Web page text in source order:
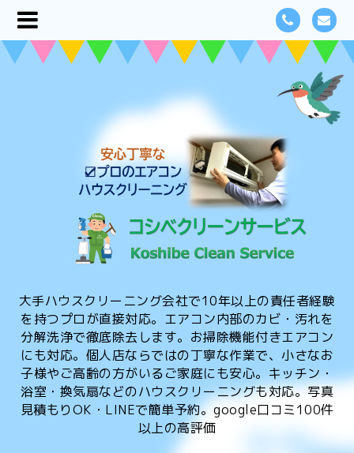
大手ハウスクリーニング会社で10年以上の責任者経験
を持つプロが直接対応。エアコン内部のカビ・汚れを
分解洗浄で徹底除去します。お掃除機能付きエアコン
にも対応。個人店ならではの丁寧な作業で、小さなお
子様やご高齢の方がいるご家庭にも安心。キッチン・
浴室・換気扇などのハウスクリーニングも対応。写真
見積もりOK・LINEで簡単予約。google口コミ100件
以上の高評価